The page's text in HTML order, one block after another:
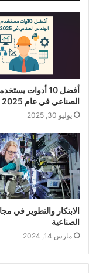
أفضل 10 أدوات
الصناعي في عام 2025
يوليو 30, 2025
الابتكار والتطوير في
الصناعية
مارس 14, 2024